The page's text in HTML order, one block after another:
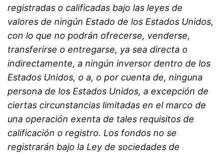
registradas o calificadas bajo las leyes de
valores de ningún Estado de los Estados Unidos,
con lo que no podrán ofrecerse, venderse,
transferirse o entregarse, ya sea directa o
indirectamente, a ningún inversor dentro de los
Estados Unidos, o a, o por cuenta de, ninguna
persona de los Estados Unidos, a excepción de
ciertas circunstancias limitadas en el marco de
una operación exenta de tales requisitos de
calificación o registro. Los fondos no se
registrarán bajo la Ley de sociedades de